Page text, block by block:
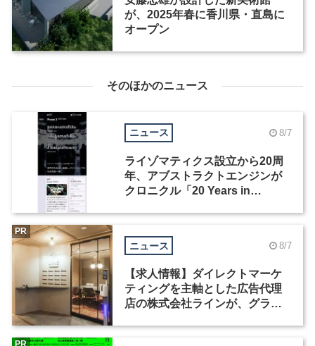
が、2025年春に香川県・直島に
オープン
そのほかのニュース
ニュース 8/7
ライゾマティクス設立から20周
年、アブストラクトエンジンが
クロニクル「20 Years in
ニュース 8/7
【求人情報】ダイレクトマーケ
ティングを主軸とした広告代理
店の株式会社ラインが、グラフ
PR
PR